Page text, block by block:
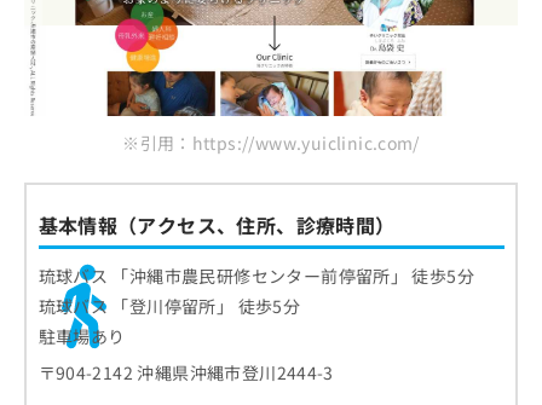
※引用：https://www.yuiclinic.com/
基本情報（アクセス、住所、診療時間）
琉球バス 「沖縄市農民研修センター前停留所」 徒歩5分
琉球バス 「登川停留所」 徒歩5分
駐車場あり
〒904-2142 沖縄県沖縄市登川2444-3